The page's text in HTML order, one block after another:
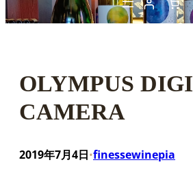
プ
OLYMPUS
CAMERA
2019年7月4日•finessewinepia